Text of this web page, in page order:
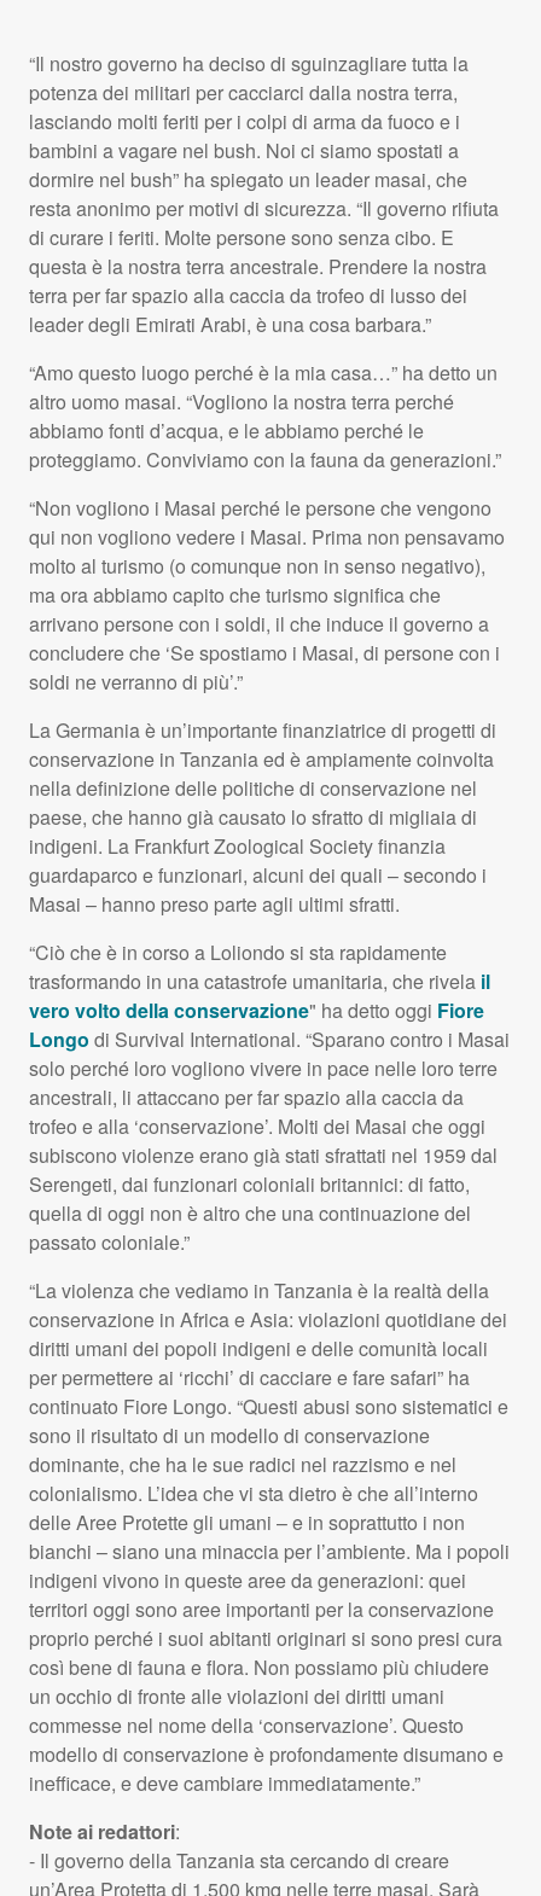
“Il nostro governo ha deciso di sguinzagliare tutta la
potenza dei militari per cacciarci dalla nostra terra,
lasciando molti feriti per i colpi di arma da fuoco e i
bambini a vagare nel bush. Noi ci siamo spostati a
dormire nel bush” ha spiegato un leader masai, che
resta anonimo per motivi di sicurezza. “Il governo rifiuta
di curare i feriti. Molte persone sono senza cibo. E
questa è la nostra terra ancestrale. Prendere la nostra
terra per far spazio alla caccia da trofeo di lusso dei
leader degli Emirati Arabi, è una cosa barbara.”
“Amo questo luogo perché è la mia casa…” ha detto un
altro uomo masai. “Vogliono la nostra terra perché
abbiamo fonti d’acqua, e le abbiamo perché le
proteggiamo. Conviviamo con la fauna da generazioni.”
“Non vogliono i Masai perché le persone che vengono
qui non vogliono vedere i Masai. Prima non pensavamo
molto al turismo (o comunque non in senso negativo),
ma ora abbiamo capito che turismo significa che
arrivano persone con i soldi, il che induce il governo a
concludere che ‘Se spostiamo i Masai, di persone con i
soldi ne verranno di più’.”
La Germania è un’importante finanziatrice di progetti di
conservazione in Tanzania ed è ampiamente coinvolta
nella definizione delle politiche di conservazione nel
paese, che hanno già causato lo sfratto di migliaia di
indigeni. La Frankfurt Zoological Society finanzia
guardaparco e funzionari, alcuni dei quali – secondo i
Masai – hanno preso parte agli ultimi sfratti.
“Ciò che è in corso a Loliondo si sta rapidamente
trasformando in una catastrofe umanitaria, che rivela il
vero volto della conservazione" ha detto oggi Fiore
Longo di Survival International. “Sparano contro i Masai
solo perché loro vogliono vivere in pace nelle loro terre
ancestrali, li attaccano per far spazio alla caccia da
trofeo e alla ‘conservazione’. Molti dei Masai che oggi
subiscono violenze erano già stati sfrattati nel 1959 dal
Serengeti, dai funzionari coloniali britannici: di fatto,
quella di oggi non è altro che una continuazione del
passato coloniale.”
“La violenza che vediamo in Tanzania è la realtà della
conservazione in Africa e Asia: violazioni quotidiane dei
diritti umani dei popoli indigeni e delle comunità locali
per permettere ai ‘ricchi’ di cacciare e fare safari” ha
continuato Fiore Longo. “Questi abusi sono sistematici e
sono il risultato di un modello di conservazione
dominante, che ha le sue radici nel razzismo e nel
colonialismo. L’idea che vi sta dietro è che all’interno
delle Aree Protette gli umani – e in soprattutto i non
bianchi – siano una minaccia per l’ambiente. Ma i popoli
indigeni vivono in queste aree da generazioni: quei
territori oggi sono aree importanti per la conservazione
proprio perché i suoi abitanti originari si sono presi cura
così bene di fauna e flora. Non possiamo più chiudere
un occhio di fronte alle violazioni dei diritti umani
commesse nel nome della ‘conservazione’. Questo
modello di conservazione è profondamente disumano e
inefficace, e deve cambiare immediatamente.”
Note ai redattori:
- Il governo della Tanzania sta cercando di creare
un’Area Protetta di 1.500 kmq nelle terre masai. Sarà